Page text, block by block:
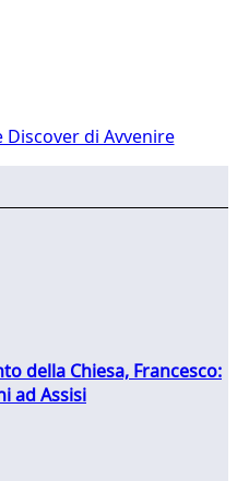
Discover di Avvenire
della Chiesa, Francesco:
ad Assisi